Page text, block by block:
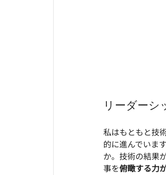
リーダー
私はもともと技
的に進んでいま
か。技術の結果
事を俯瞰する力